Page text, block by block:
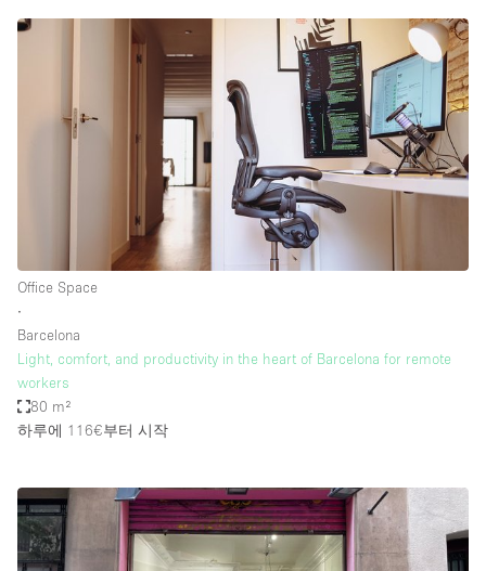
Office Space
∙
Barcelona
Light, comfort, and productivity in the heart of Barcelona for remote
workers
80 m²
하루에 116€부터 시작